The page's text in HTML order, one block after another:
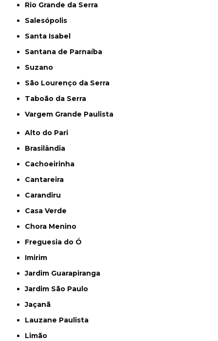
Rio Grande da Serra
Salesópolis
Santa Isabel
Santana de Parnaíba
Suzano
São Lourenço da Serra
Taboão da Serra
Vargem Grande Paulista
Alto do Pari
Brasilândia
Cachoeirinha
Cantareira
Carandiru
Casa Verde
Chora Menino
Freguesia do Ó
Imirim
Jardim Guarapiranga
Jardim São Paulo
Jaçanã
Lauzane Paulista
Limão